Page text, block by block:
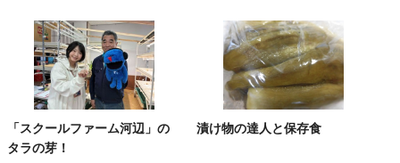
「スクールファーム河辺」の
タラの芽！
漬け物の達人と保存食